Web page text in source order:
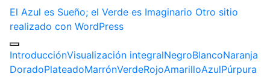
El Azul es Sueño; el Verde es Imaginario Otro sitio
realizado con WordPress
IntroducciónVisualización integralNegroBlancoNaranja
DoradoPlateadoMarrónVerdeRojoAmarilloAzulPúrpura